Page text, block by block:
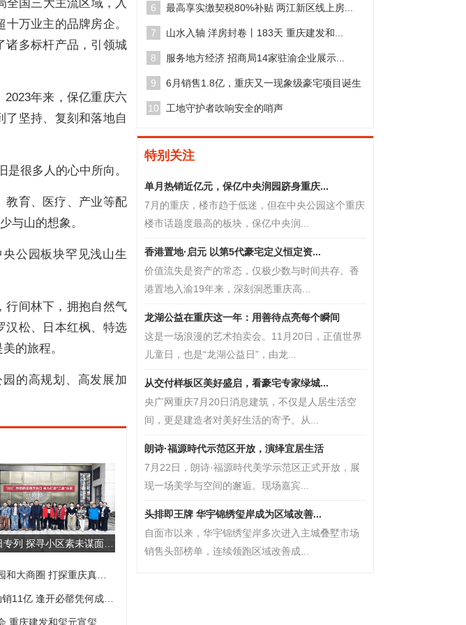
全国三大主流区域，入
万业主的品牌房企。
诸多标杆产品，引领城
年来，保亿重庆六
了坚持、复刻和落地自
很多人的心中所向。
教育、医疗、产业等配
与山的想象。
公园板块罕见浅山生
行间林下，拥抱自然气
汉松、日本红枫、特选
的旅程。
的高规划、高发展加
搭乘春日专列 探寻小区素未谋面的神秘
坐拥双公园和大商圈 打探重庆真正“高配”大平层
亮相3月劲销11亿 逢开必罄凭何成为建发和玺专属标签？
6 最高享实缴契税80%补贴 两江新区线上房...
7 山水入轴 洋房封卷丨183天 重庆建发和...
8 服务地方经济 招商局14家驻渝企业展示...
9 6月销售1.8亿，重庆又一现象级豪宅项目诞生
10 工地守护者吹响安全的哨声
特别关注
单月热销近亿元，保亿中央润园跻身重庆...
7月的重庆，楼市趋于低迷，但在中央公园这个重庆
楼市话题度最高的板块，保亿中央润...
香港置地·启元 以第5代豪宅定义恒定资...
价值流失是资产的常态，仅极少数与时间共存。香
港置地入渝19年来，深刻洞悉重庆高...
龙湖公益在重庆这一年：用善待点亮每个瞬间
这是一场浪漫的艺术拍卖会。11月20日，正值世界
儿童日，也是“龙湖公益日”，由龙...
从交付样板区美好盛启，看豪宅专家绿城...
央广网重庆7月20日消息建筑，不仅是人居生活空
间，更是建造者对美好生活的寄予。从...
朗诗·福源時代示范区开放，演绎宜居生活
7月22日，朗诗·福源時代美学示范区正式开放，展
现一场美学与空间的邂逅。现场嘉宾...
头排即王牌 华宇锦绣玺岸成为区域改善...
自面市以来，华宇锦绣玺岸多次进入主城叠墅市场
销售头部榜单，连续领跑区域改善成...